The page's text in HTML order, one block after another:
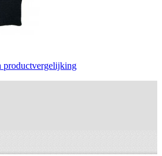
productvergelijking